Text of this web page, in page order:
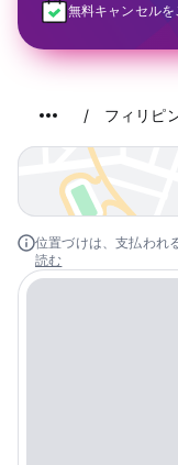
無料キャンセルを
フィリピ
位置づけは、支払われ
読む